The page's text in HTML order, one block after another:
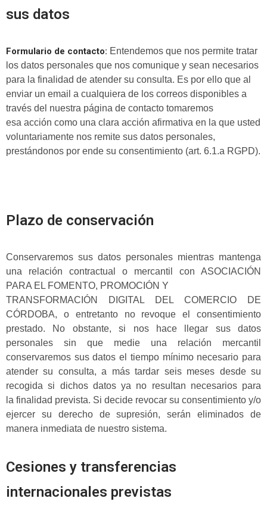
sus datos
Formulario de contacto: Entendemos que nos permite tratar
los datos personales que nos comunique y sean necesarios
para la finalidad de atender su consulta. Es por ello que al
enviar un email a cualquiera de los correos disponibles a
través del nuestra página de contacto tomaremos
esa acción como una clara acción afirmativa en la que usted
voluntariamente nos remite sus datos personales,
prestándonos por ende su consentimiento (art. 6.1.a RGPD).
Plazo de conservación
Conservaremos sus datos personales mientras mantenga
una relación contractual o mercantil con ASOCIACIÓN
PARA EL FOMENTO, PROMOCIÓN Y
TRANSFORMACIÓN DIGITAL DEL COMERCIO DE
CÓRDOBA, o entretanto no revoque el consentimiento
prestado. No obstante, si nos hace llegar sus datos
personales sin que medie una relación mercantil
conservaremos sus datos el tiempo mínimo necesario para
atender su consulta, a más tardar seis meses desde su
recogida si dichos datos ya no resultan necesarios para
la finalidad prevista. Si decide revocar su consentimiento y/o
ejercer su derecho de supresión, serán eliminados de
manera inmediata de nuestro sistema.
Cesiones y transferencias
internacionales previstas